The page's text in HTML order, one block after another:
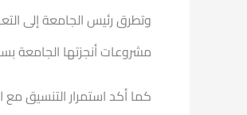
وتطرق رئيس الجامعة إلى
مشروعات أنجزتها الجامعة
كما أكد استمرار التنسيق مع